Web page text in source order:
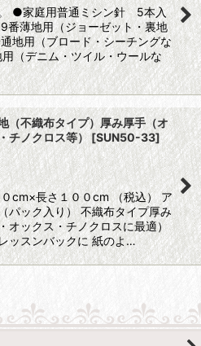
●家庭用普通ミシン針 5本入
薄地用（ジョーゼット・裏地
地用（ブロード・シーチングな
（デニム・ツイル・ウールな
（不織布タイプ）厚み厚手（オ
チノクロス等） [SUN50-33]
cm×長さ１００cm （税込） ア
パック入り） 不織布タイプ厚み
オックス・チノクロスに最適）
ッスンバックに 紙のよ…